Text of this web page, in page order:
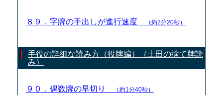
８９．字牌の手出しが進行速度 （約2分20秒）
手役の詳細な読み方（役牌編）（土田の捨て牌読
み）
９０．偶数牌の早切り （約1分40秒）